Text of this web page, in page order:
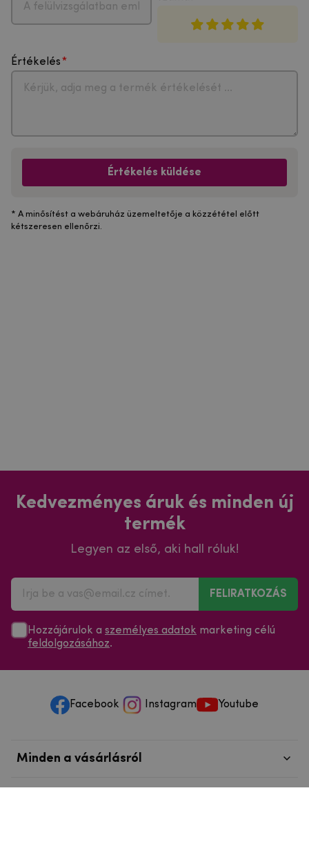
Értékelés
Értékelés küldése
* A minősítést a webáruház üzemeltetője a közzététel előtt
kétszeresen ellenőrzi.
Kedvezményes áruk és minden új
termék
Legyen az első, aki hall róluk!
FELIRATKOZÁS
Hozzájárulok a személyes adatok marketing célú
feldolgozásához.
Facebook Instagram Youtube
Minden a vásárlásról